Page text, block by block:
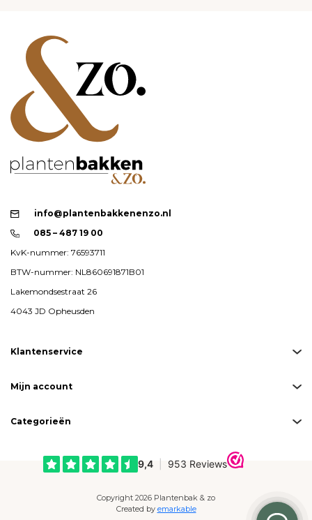
info@plantenbakkenenzo.nl
085 – 487 19 00
KvK-nummer: 76593711
BTW-nummer: NL860691871B01
Lakemondsestraat 26
4043 JD Opheusden
Klantenservice
Mijn account
Categorieën
Copyright 2026 Plantenbak & zo
Created by emarkable